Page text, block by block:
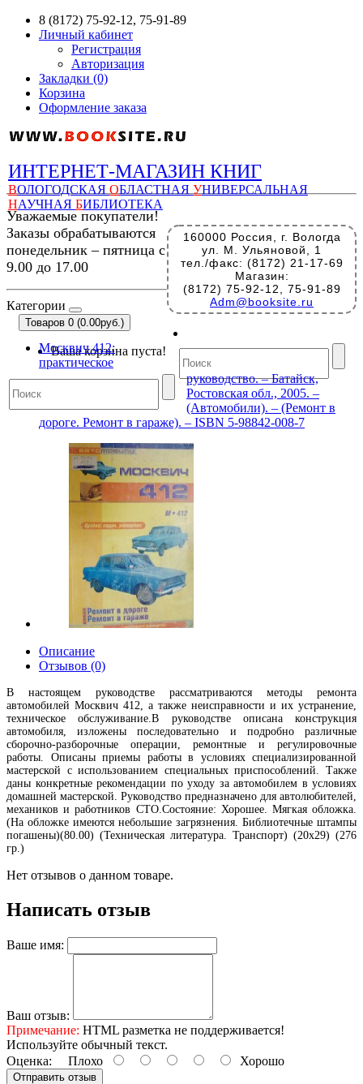
8 (8172) 75-92-12, 75-91-89
Личный кабинет
Регистрация
Авторизация
Закладки (0)
Корзина
Оформление заказа
ИНТЕРНЕТ-МАГАЗИН КНИГ
ВОЛОГОДСКАЯ ОБЛАСТНАЯ УНИВЕРСАЛЬНАЯ
НАУЧНАЯ БИБЛИОТЕКА
160000 Россия, г. Вологда
ул. М. Ульяновой, 1
тел./факс: (8172) 21-17-69
Магазин:
(8172) 75-92-12, 75-91-89
Adm@booksite.ru
Уважаемые покупатели!
Заказы обрабатываются
понедельник – пятница с
9.00 до 17.00
Категории
Товаров 0 (0.00руб.)
Ваша корзина пуста!
Москвич 412:
практическое
руководство. – Батайск,
Ростовская обл., 2005. –
(Автомобили). – (Ремонт в
дороге. Ремонт в гараже). – ISBN 5-98842-008-7
Описание
Отзывов (0)
В настоящем руководстве рассматриваются методы ремонта
автомобилей Москвич 412, а также неисправности и их устранение,
техническое обслуживание.В руководстве описана конструкция
автомобиля, изложены последовательно и подробно различные
сборочно-разборочные операции, ремонтные и регулировочные
работы. Описаны приемы работы в условиях специализированной
мастерской с использованием специальных приспособлений. Также
даны конкретные рекомендации по уходу за автомобилем в условиях
домашней мастерской. Руководство предназначено для автолюбителей,
механиков и работников СТО.Состояние: Хорошее. Мягкая обложка.
(На обложке имеются небольшие загрязнения. Библиотечные штампы
погашены)(80.00) (Техническая литература. Транспорт) (20х29) (276
гр.)
Нет отзывов о данном товаре.
Написать отзыв
Ваше имя:
Ваш отзыв:
Примечание: HTML разметка не поддерживается!
Используйте обычный текст.
Оценка: Плохо Хорошо
Отправить отзыв